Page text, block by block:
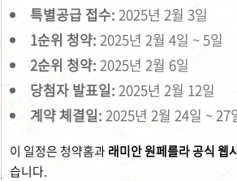
특별공급 접수: 2025년 2월 3일
1순위 청약: 2025년 2월 4일 ~ 5일
2순위 청약: 2025년 2월 6일
당첨자 발표일: 2025년 2월 12일
계약 체결일: 2025년 2월 24일 ~ 27
이 일정은 청약홈과 래미안 원페를라 공식 웹
습니다.